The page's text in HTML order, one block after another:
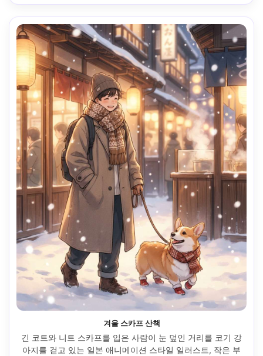
겨울 스카프 산책
긴 코트와 니트 스카프를 입은 사람이 눈 덮인 거리를 코기 강
아지를 걷고 있는 일본 애니메이션 스타일 일러스트, 작은 부